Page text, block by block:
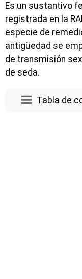
Es un sustantivo
registrada en la
especie de
antigüedad se
de transmisión
de seda.
Tabla de